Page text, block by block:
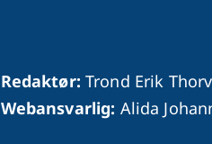
Redaktør: Trond Erik
Webansvarlig: Alida